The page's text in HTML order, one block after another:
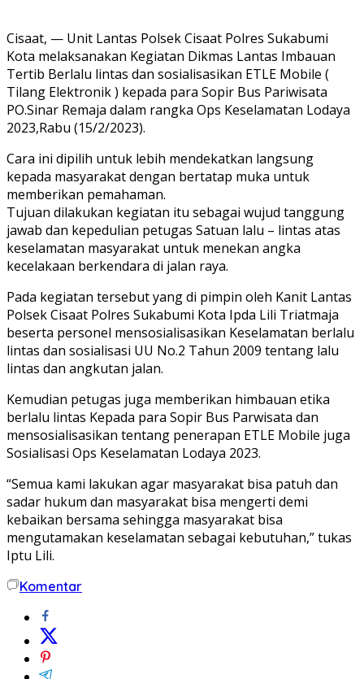
Cisaat, — Unit Lantas Polsek Cisaat Polres Sukabumi
Kota melaksanakan Kegiatan Dikmas Lantas Imbauan
Tertib Berlalu lintas dan sosialisasikan ETLE Mobile (
Tilang Elektronik ) kepada para Sopir Bus Pariwisata
PO.Sinar Remaja dalam rangka Ops Keselamatan Lodaya
2023,Rabu (15/2/2023).
Cara ini dipilih untuk lebih mendekatkan langsung
kepada masyarakat dengan bertatap muka untuk
memberikan pemahaman.
Tujuan dilakukan kegiatan itu sebagai wujud tanggung
jawab dan kepedulian petugas Satuan lalu – lintas atas
keselamatan masyarakat untuk menekan angka
kecelakaan berkendara di jalan raya.
Pada kegiatan tersebut yang di pimpin oleh Kanit Lantas
Polsek Cisaat Polres Sukabumi Kota Ipda Lili Triatmaja
beserta personel mensosialisasikan Keselamatan berlalu
lintas dan sosialisasi UU No.2 Tahun 2009 tentang lalu
lintas dan angkutan jalan.
Kemudian petugas juga memberikan himbauan etika
berlalu lintas Kepada para Sopir Bus Parwisata dan
mensosialisasikan tentang penerapan ETLE Mobile juga
Sosialisasi Ops Keselamatan Lodaya 2023.
“Semua kami lakukan agar masyarakat bisa patuh dan
sadar hukum dan masyarakat bisa mengerti demi
kebaikan bersama sehingga masyarakat bisa
mengutamakan keselamatan sebagai kebutuhan,” tukas
Iptu Lili.
Komentar